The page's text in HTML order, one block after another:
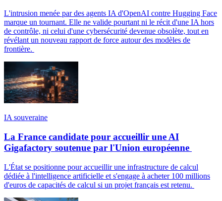
L'intrusion menée par des agents IA d'OpenAI contre Hugging Face
marque un tournant. Elle ne valide pourtant ni le récit d'une IA hors
de contrôle, ni celui d'une cybersécurité devenue obsolète, tout en
révélant un nouveau rapport de force autour des modèles de
frontière.
IA souveraine
La France candidate pour accueillir une AI
Gigafactory soutenue par l'Union européenne
L'État se positionne pour accueillir une infrastructure de calcul
dédiée à l'intelligence artificielle et s'engage à acheter 100 millions
d'euros de capacités de calcul si un projet français est retenu.